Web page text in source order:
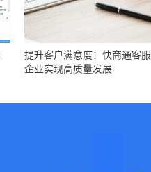
提升客户满意度：快商通客
企业实现高质量发展